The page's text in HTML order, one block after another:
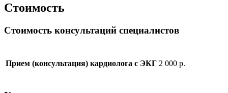
Стоимость
Стоимость консультаций специалистов
Прием (консультация) кардиолога с ЭКГ 2 000 р.